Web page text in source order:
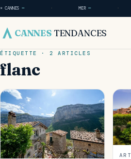
☀ CANNES — · MER— ·
CANNES TENDANCES
ÉTIQUETTE · 2 ARTICLES
flanc